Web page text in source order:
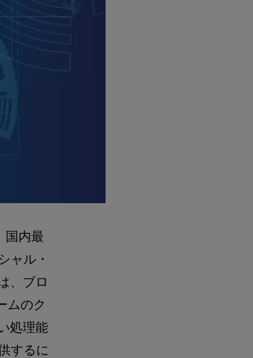
国内最
ャル・
、ブロ
ムのク
処理能
するに